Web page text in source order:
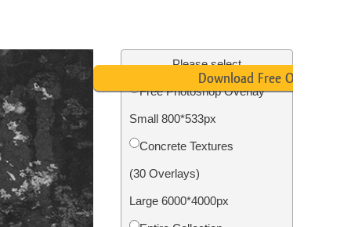
Foto Restauratie
Please select
Free Photoshop Overlay
Small 800*533px
Concrete Textures
(30 Overlays)
Large 6000*4000px
Download Free Overlay